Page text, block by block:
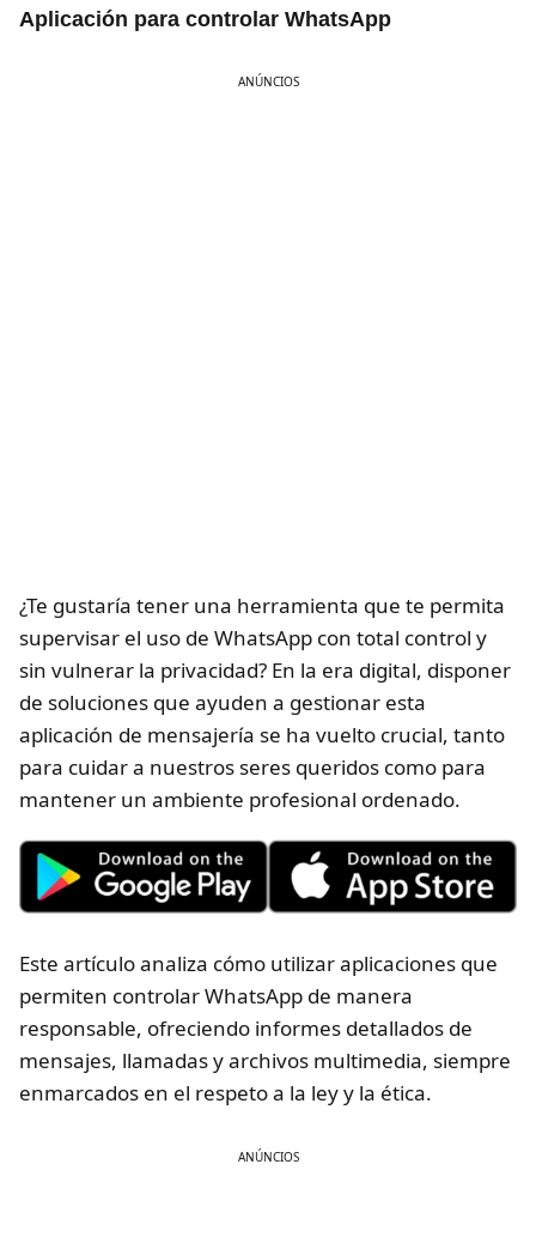
Aplicación para controlar WhatsApp
ANÚNCIOS
¿Te gustaría tener una herramienta que te permita
supervisar el uso de WhatsApp con total control y
sin vulnerar la privacidad? En la era digital, disponer
de soluciones que ayuden a gestionar esta
aplicación de mensajería se ha vuelto crucial, tanto
para cuidar a nuestros seres queridos como para
mantener un ambiente profesional ordenado.
Este artículo analiza cómo utilizar aplicaciones que
permiten controlar WhatsApp de manera
responsable, ofreciendo informes detallados de
mensajes, llamadas y archivos multimedia, siempre
enmarcados en el respeto a la ley y la ética.
ANÚNCIOS